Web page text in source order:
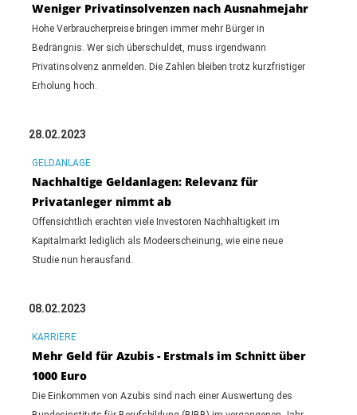
Weniger Privatinsolvenzen nach Ausnahmejahr
Hohe Verbraucherpreise bringen immer mehr Bürger in
Bedrängnis. Wer sich überschuldet, muss irgendwann
Privatinsolvenz anmelden. Die Zahlen bleiben trotz kurzfristiger
Erholung hoch.
28.02.2023
GELDANLAGE
Nachhaltige Geldanlagen: Relevanz für
Privatanleger nimmt ab
Offensichtlich erachten viele Investoren Nachhaltigkeit im
Kapitalmarkt lediglich als Modeerscheinung, wie eine neue
Studie nun herausfand.
08.02.2023
KARRIERE
Mehr Geld für Azubis - Erstmals im Schnitt über
1000 Euro
Die Einkommen von Azubis sind nach einer Auswertung des